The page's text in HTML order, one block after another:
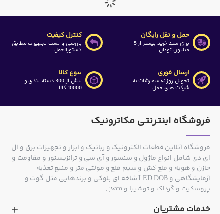
حمل و نقل رایگان
برای سبد خرید بیشتر از 5
میلیون تومان
کنترل کیفیت
بازرسی و تست تجهیزات مطابق
دستورالعمل
ارسال فوری
تحویل روزانه سفارشات به
شرکت های حمل
تنوع کالا
بیش از 300 دسته بندی و
10000 کالا
فروشگاه اینترنتی مکاترونیک
فروشگاه آنلاین قطعات الکترونیک و رباتیک و ابزار و تجهیزات برق و ال
ای دی شامل انواع ماژول و سنسور و آی سی و ترانزیستور و مقاومت و
خازن و هویه و قلع کش و سیم قلع و مولتی متر و منبع تغذیه
آزمایشگاهی و LED DOB شاخه ای بلوکی و برندهایی مثل گوت و
پروسکیت و گرداک و توشیبا و jwco , ...
خدمات مشتریان